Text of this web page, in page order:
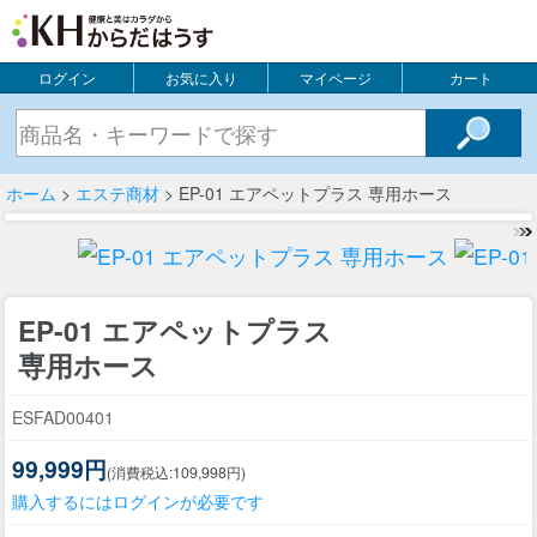
ログイン お気に入り マイページ カート
ホーム > エステ商材 > EP-01 エアペットプラス 専用ホース
EP-01 エアペットプラス
専用ホース
ESFAD00401
99,999円(消費税込:109,998円)
購入するにはログインが必要です